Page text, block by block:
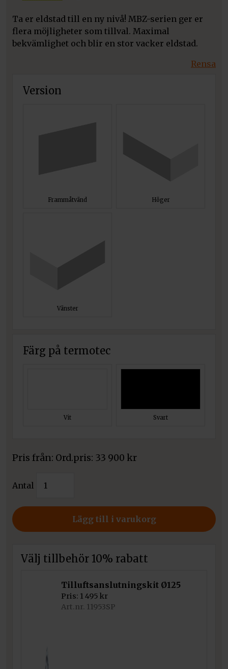
Ta er eldstad till en ny nivå! MBZ-serien ger er
flera möjligheter som tillval. Maximal
bekvämlighet och blir en stor vacker eldstad.
Rensa
Version
Frammåtvänd Höger
Vänster
Färg på termotec
Vit Svart
Pris från: 33 900 kr
Antal
spisinsats
Lägg till i varukorg
Välj tillbehör 10% rabatt
Tilluftsanslutningskit Ø125
Pris: 1 495kr
Art.nr. 11953SP